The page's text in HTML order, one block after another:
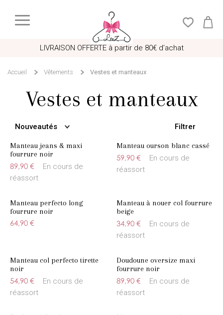
LIVRAISON OFFERTE à partir de 80€ d’achat
Accueil Vêtements Vestes et manteaux
Vestes et manteaux
Nouveautés Filtrer
Manteau jeans & maxi
fourrure noir
89,90 €
En cours de
réassort
Manteau ourson blanc cassé
59,90 €
En cours de
réassort
Manteau perfecto long
fourrure noir
64,90 €
Manteau à nouer col fourrure
beige
34,90 €
En cours de
réassort
Manteau col perfecto tirette
noir
54,90 €
En cours de
réassort
Doudoune oversize maxi
fourrure noir
89,90 €
En cours de
réassort